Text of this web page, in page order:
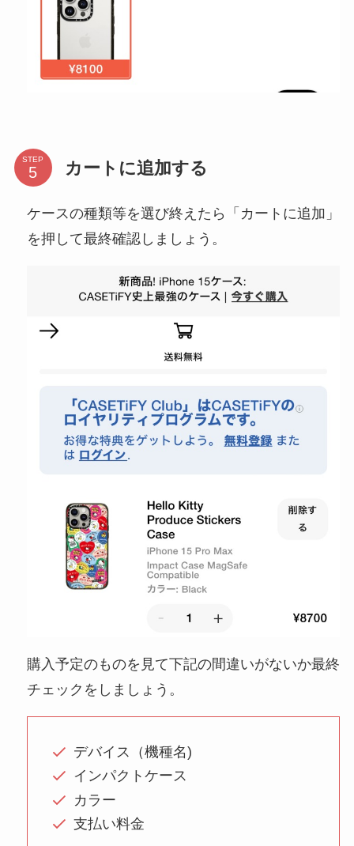
STEP カートに追加する
ケースの種類等を選び終えたら「カートに追加」
を押して最終確認しましょう。
購入予定のものを見て下記の間違いがないか最終
チェックをしましょう。
デバイス（機種名)
インパクトケース
カラー
支払い料金